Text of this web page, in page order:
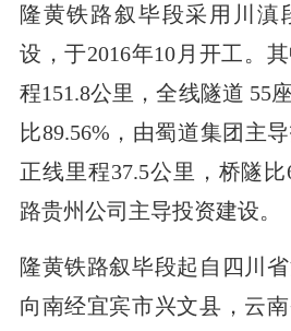
隆黄铁路叙毕段采用川滇
设，于2016年10月开工。
程151.8公里，全线隧道 55
比89.56%，由蜀道集团主
正线里程37.5公里，桥隧
路贵州公司主导投资建设。
隆黄铁路叙毕段起自四川
向南经宜宾市兴文县，云南